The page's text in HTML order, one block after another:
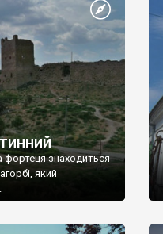
фортеця знаходиться
який